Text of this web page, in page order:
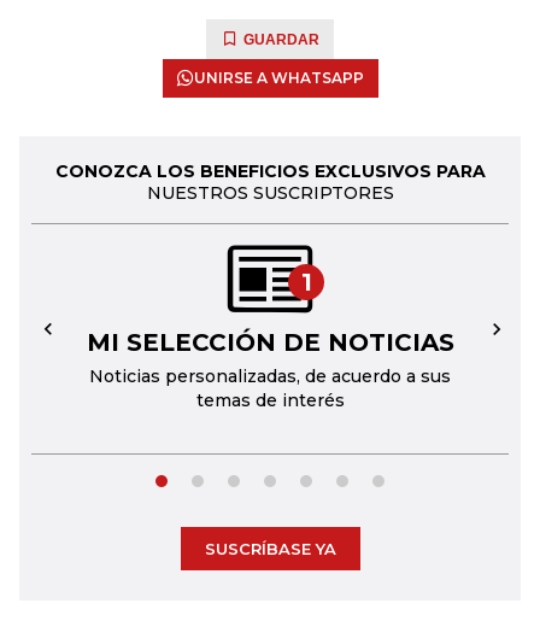
GUARDAR
UNIRSE A WHATSAPP
CONOZCA LOS BENEFICIOS EXCLUSIVOS PARA
NUESTROS SUSCRIPTORES
1
MI SELECCIÓN DE NOTICIAS
Noticias personalizadas, de acuerdo a sus
temas de interés
← →
SUSCRÍBASE YA